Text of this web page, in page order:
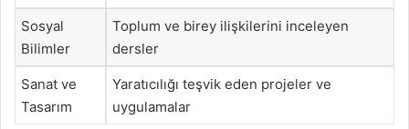
Sosyal
Bilimler
Toplum ve birey ilişkilerini inceleyen
dersler
Sanat ve
Tasarım
Yaratıcılığı teşvik eden projeler ve
uygulamalar